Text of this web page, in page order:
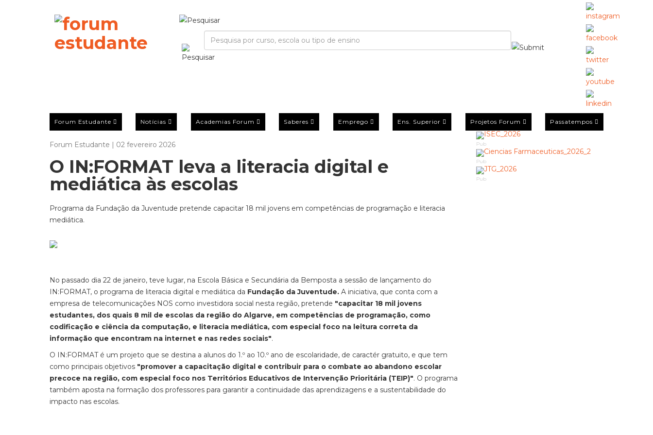
Forum Estudante Notícias Academias Forum Saberes Emprego Ens. Superior Projetos Forum Passatempos
Forum Estudante | 02 fevereiro 2026
O IN:FORMAT leva a literacia digital e
mediática às escolas
Programa da Fundação da Juventude pretende capacitar 18 mil jovens em competências de programação e literacia
mediática.
No passado dia 22 de janeiro, teve lugar, na Escola Básica e Secundária da Bemposta a sessão de lançamento do
IN:FORMAT, o programa de literacia digital e mediática da Fundação da Juventude. A iniciativa, que conta com a
empresa de telecomunicações NOS como investidora social nesta região, pretende "capacitar 18 mil jovens
estudantes, dos quais 8 mil de escolas da região do Algarve, em competências de programação, como
codificação e ciência da computação, e literacia mediática, com especial foco na leitura correta da
informação que encontram na internet e nas redes sociais".
O IN:FORMAT é um projeto que se destina a alunos do 1.º ao 10.º ano de escolaridade, de caractér gratuito, e que tem
como principais objetivos "promover a capacitação digital e contribuir para o combate ao abandono escolar
precoce na região, com especial foco nos Territórios Educativos de Intervenção Prioritária (TEIP)". O programa
também aposta na formação dos professores para garantir a continuidade das aprendizagens e a sustentabilidade do
impacto nas escolas.
Pub
Pub
Pub